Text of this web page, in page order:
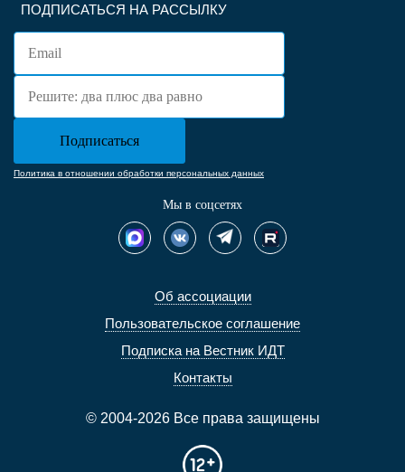
Об ассоциации
Пользовательское соглашение
Подписка на Вестник ИДТ
Контакты
© 2004-2026 Все права защищены
ПОДПИСАТЬСЯ НА РАССЫЛКУ
Политика в отношении обработки персональных данных
Мы в соцсетях